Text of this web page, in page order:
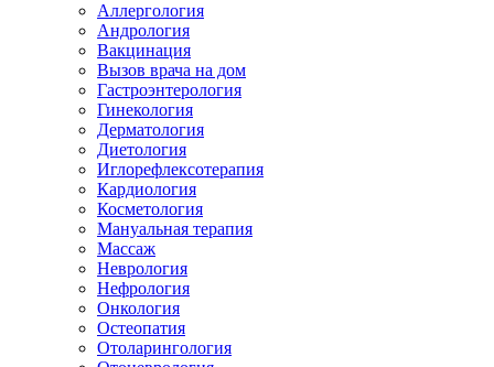
Аллергология
Андрология
Вакцинация
Вызов врача на дом
Гастроэнтерология
Гинекология
Дерматология
Диетология
Иглорефлексотерапия
Кардиология
Косметология
Мануальная терапия
Массаж
Неврология
Нефрология
Онкология
Остеопатия
Отоларингология